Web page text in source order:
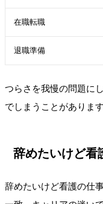
在職転職
退職準備
つらさを我慢の問題に
でしまうことがあります
辞めたいけど看
辞めたいけど看護の仕